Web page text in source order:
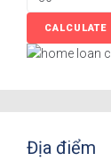
Địa điểm